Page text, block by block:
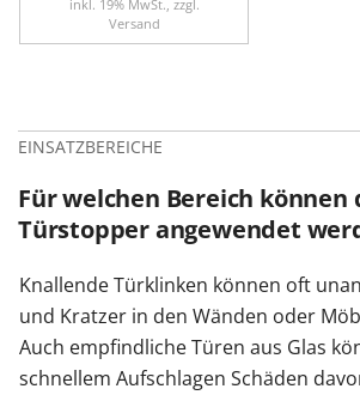
inkl. 19% MwSt., zzgl.
Versand
EINSATZBEREICHE
Für welchen Bereich können
Türstopper angewendet
Knallende Türklinken können oft
und Kratzer in den Wänden oder
Auch empfindliche Türen aus Glas
schnellem Aufschlagen Schäden